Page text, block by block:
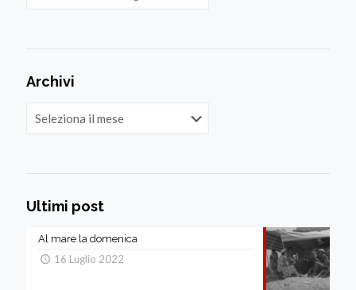
Archivi
Ultimi post
Al mare la domenica
16 Luglio 2022